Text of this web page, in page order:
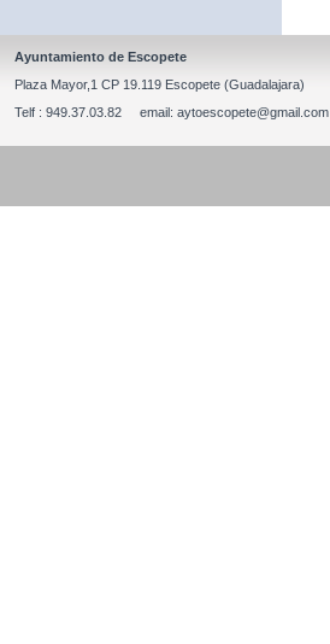
Ayuntamiento de Escopete
Plaza Mayor,1 CP 19.119 Escopete (Guadalajara)
Telf : 949.37.03.82 email: aytoescopete@gmail.com